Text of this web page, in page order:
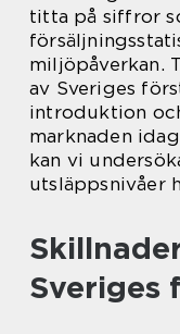
titta på siffror
miljöpåverkan.
av Sveriges
introduktion
marknaden
kan vi
utsläppsnivåer
Sveriges